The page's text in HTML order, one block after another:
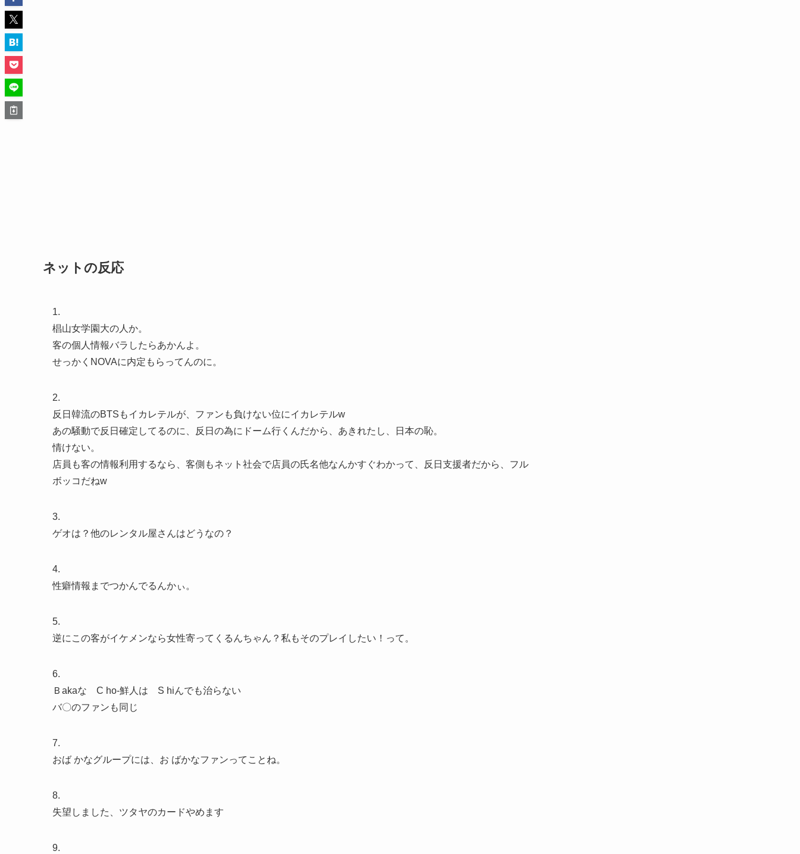
ネットの反応
1.
椙山女学園大の人か。
客の個人情報バラしたらあかんよ。
せっかくNOVAに内定もらってんのに。
2.
反日韓流のBTSもイカレテルが、ファンも負けない位にイカレテルw
あの騒動で反日確定してるのに、反日の為にドーム行くんだから、あきれたし、日本の恥。
情けない。
店員も客の情報利用するなら、客側もネット社会で店員の氏名他なんかすぐわかって、反日支援者だから、フル
ボッコだねw
3.
ゲオは？他のレンタル屋さんはどうなの？
4.
性癖情報までつかんでるんかぃ。
5.
逆にこの客がイケメンなら女性寄ってくるんちゃん？私もそのプレイしたい！って。
6.
Ｂakaな C ho-鮮人は S hiんでも治らない
バ〇のファンも同じ
7.
おば かなグループには、お ばかなファンってことね。
8.
失望しました、ツタヤのカードやめます
9.